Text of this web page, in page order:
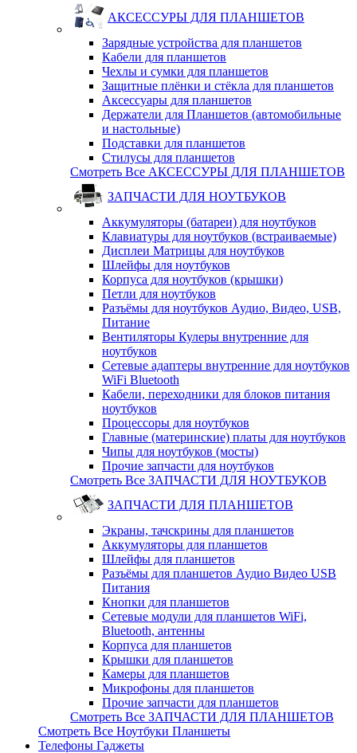
АКСЕССУРЫ ДЛЯ ПЛАНШЕТОВ
Зарядные устройства для планшетов
Кабели для планшетов
Чехлы и сумки для планшетов
Защитные плёнки и стёкла для планшетов
Аксессуары для планшетов
Держатели для Планшетов (автомобильные
и настольные)
Подставки для планшетов
Стилусы для планшетов
Смотреть Все АКСЕССУРЫ ДЛЯ ПЛАНШЕТОВ
ЗАПЧАСТИ ДЛЯ НОУТБУКОВ
Аккумуляторы (батареи) для ноутбуков
Клавиатуры для ноутбуков (встраиваемые)
Дисплеи Матрицы для ноутбуков
Шлейфы для ноутбуков
Корпуса для ноутбуков (крышки)
Петли для ноутбуков
Разъёмы для ноутбуков Аудио, Видео, USB,
Питание
Вентиляторы Кулеры внутренние для
ноутбуков
Сетевые адаптеры внутренние для ноутбуков
WiFi Bluetooth
Кабели, переходники для блоков питания
ноутбуков
Процессоры для ноутбуков
Главные (материнские) платы для ноутбуков
Чипы для ноутбуков (мосты)
Прочие запчасти для ноутбуков
Смотреть Все ЗАПЧАСТИ ДЛЯ НОУТБУКОВ
ЗАПЧАСТИ ДЛЯ ПЛАНШЕТОВ
Экраны, тачскрины для планшетов
Аккумуляторы для планшетов
Шлейфы для планшетов
Разъёмы для планшетов Аудио Видео USB
Питания
Кнопки для планшетов
Сетевые модули для планшетов WiFi,
Bluetooth, антенны
Корпуса для планшетов
Крышки для планшетов
Камеры для планшетов
Микрофоны для планшетов
Прочие запчасти для планшетов
Смотреть Все ЗАПЧАСТИ ДЛЯ ПЛАНШЕТОВ
Смотреть Все Ноутбуки Планшеты
Телефоны Гаджеты